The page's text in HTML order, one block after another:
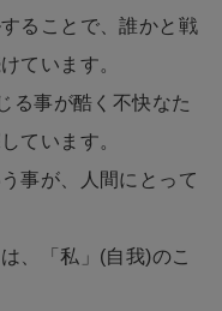
ることで、誰かと戦
ています。
る事が酷く不快なた
ています。
事が、人間にとって
、「私」(自我)のこ